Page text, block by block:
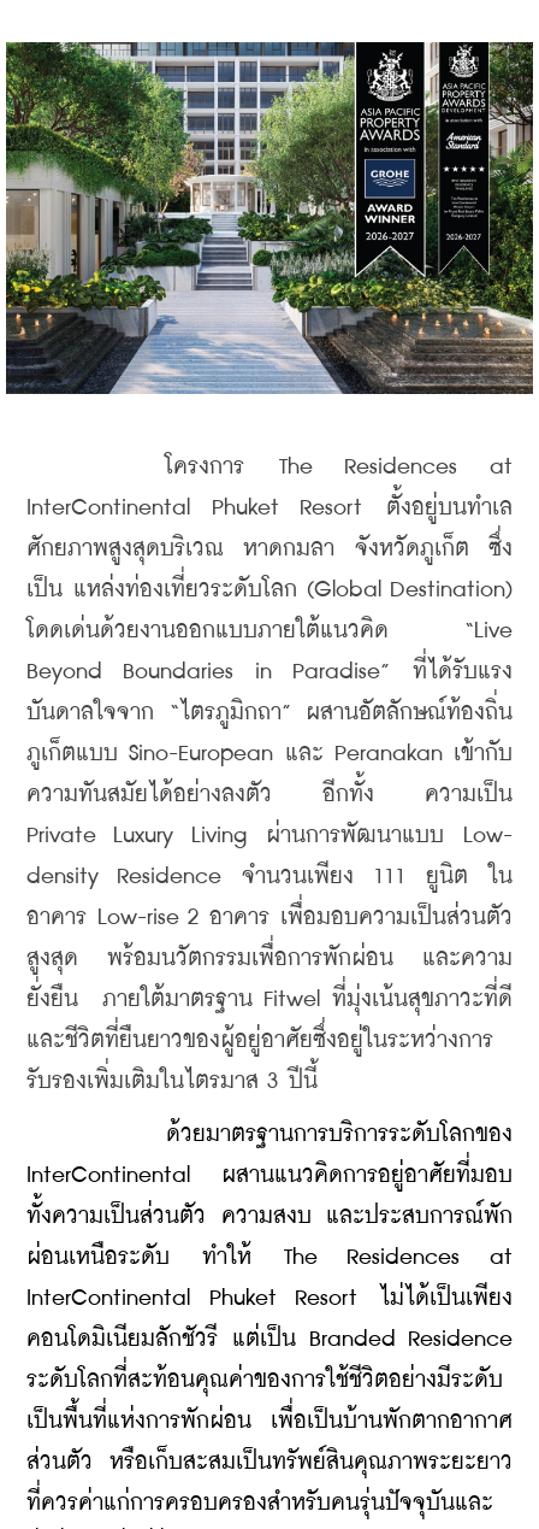
โครงการ The Residences at
InterContinental Phuket Resort ตั้งอยู่บนทำเล
ศักยภาพสูงสุดบริเวณ หาดกมลา จังหวัดภูเก็ต ซึ่ง
เป็น แหล่งท่องเที่ยวระดับโลก (Global Destination)
โดดเด่นด้วยงานออกแบบภายใต้แนวคิด “Live
Beyond Boundaries in Paradise” ที่ได้รับแรง
บันดาลใจจาก “ไตรภูมิกถา” ผสานอัตลักษณ์ท้องถิ่น
ภูเก็ตแบบ Sino-European และ Peranakan เข้ากับ
ความทันสมัยได้อย่างลงตัว อีกทั้ง ความเป็น
Private Luxury Living ผ่านการพัฒนาแบบ Low-
density Residence จำนวนเพียง 111 ยูนิต ใน
อาคาร Low-rise 2 อาคาร เพื่อมอบความเป็นส่วนตัว
สูงสุด พร้อมนวัตกรรมเพื่อการพักผ่อน และความ
ยั่งยืน  ภายใต้มาตรฐาน Fitwel ที่มุ่งเน้นสุขภาวะที่ดี
และชีวิตที่ยืนยาวของผู้อยู่อาศัยซึ่งอยู่ในระหว่างการ
รับรองเพิ่มเติมในไตรมาส 3 ปีนี้
ด้วยมาตรฐานการบริการระดับโลกของ
InterContinental ผสานแนวคิดการอยู่อาศัยที่มอบ
ทั้งความเป็นส่วนตัว ความสงบ และประสบการณ์พัก
ผ่อนเหนือระดับ ทำให้ The Residences at
InterContinental Phuket Resort ไม่ได้เป็นเพียง
คอนโดมิเนียมลักชัวรี แต่เป็น Branded Residence
ระดับโลกที่สะท้อนคุณค่าของการใช้ชีวิตอย่างมีระดับ
เป็นพื้นที่แห่งการพักผ่อน เพื่อเป็นบ้านพักตากอากาศ
ส่วนตัว หรือเก็บสะสมเป็นทรัพย์สินคุณภาพระยะยาว
ที่ควรค่าแก่การครอบครองสำหรับคนรุ่นปัจจุบันและ